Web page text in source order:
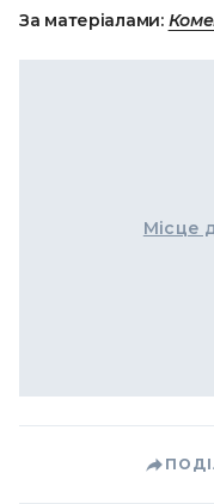
За матеріалами:
Місце